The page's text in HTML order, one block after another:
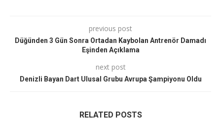
previous post
Düğünden 3 Gün Sonra Ortadan Kaybolan Antrenör Damadı
Eşinden Açıklama
next post
Denizli Bayan Dart Ulusal Grubu Avrupa Şampiyonu Oldu
RELATED POSTS